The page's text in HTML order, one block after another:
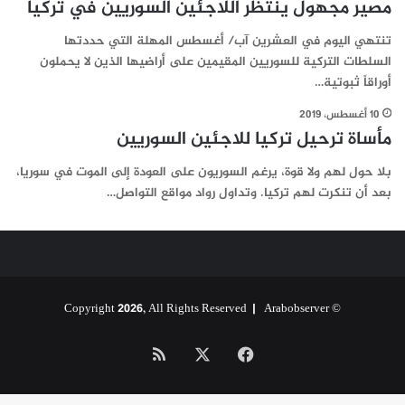
مصير مجهول ينتظر اللاجئين السوريين في تركيا
تنتهي اليوم في العشرين آب/ أغسطس المهلة التي حددتها
السلطات التركية للسوريين المقيمين على أراضيها الذين لا يحملون
أوراقاً ثبوتية…
10 أغسطس، 2019
مأساة ترحيل تركيا للاجئين السوريين
بلا حول لهم ولا قوة، يرغم السوريون على العودة إلى الموت في سوريا،
بعد أن تنكرت لهم تركيا. وتداول رواد مواقع التواصل…
© Copyright 2026, All Rights Reserved |
Arabobserver
فيسبوك
الموقع